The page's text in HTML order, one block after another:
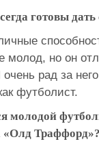
готовы
молод, но он
рад за
футболист.
молодой
«Олд Траффорд»?